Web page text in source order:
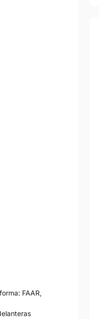
FAAR,